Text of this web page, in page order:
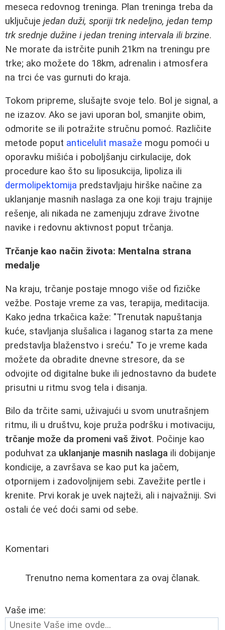
meseca redovnog treninga. Plan treninga treba da
uključuje jedan duži, sporiji trk nedeljno, jedan temp
trk srednje dužine i jedan trening intervala ili brzine.
Ne morate da istrčite punih 21km na treningu pre
trke; ako možete do 18km, adrenalin i atmosfera
na trci će vas gurnuti do kraja.
Tokom pripreme, slušajte svoje telo. Bol je signal, a
ne izazov. Ako se javi uporan bol, smanjite obim,
odmorite se ili potražite stručnu pomoć. Različite
metode poput anticelulit masaže mogu pomoći u
oporavku mišića i poboljšanju cirkulacije, dok
procedure kao što su liposukcija, lipoliza ili
dermolipektomija predstavljaju hirške načine za
uklanjanje masnih naslaga za one koji traju trajnije
rešenje, ali nikada ne zamenjuju zdrave životne
navike i redovnu aktivnost poput trčanja.
Trčanje kao način života: Mentalna strana
medalje
Na kraju, trčanje postaje mnogo više od fizičke
vežbe. Postaje vreme za vas, terapija, meditacija.
Kako jedna trkačica kaže: "Trenutak napuštanja
kuće, stavljanja slušalica i laganog starta za mene
predstavlja blaženstvo i sreću." To je vreme kada
možete da obradite dnevne stresore, da se
odvojite od digitalne buke ili jednostavno da budete
prisutni u ritmu svog tela i disanja.
Bilo da trčite sami, uživajući u svom unutrašnjem
ritmu, ili u društvu, koje pruža podršku i motivaciju,
trčanje može da promeni vaš život. Počinje kao
poduhvat za uklanjanje masnih naslaga ili dobijanje
kondicije, a završava se kao put ka jačem,
otpornijem i zadovoljnijem sebi. Zavežite pertle i
krenite. Prvi korak je uvek najteži, ali i najvažniji. Svi
ostali će već doći sami od sebe.
Komentari
Trenutno nema komentara za ovaj članak.
Vaše ime: